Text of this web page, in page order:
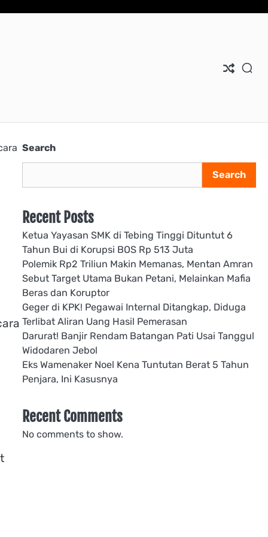
Search
Search
Recent Posts
Ketua Yayasan SMK di Tebing Tinggi Dituntut 6
Tahun Bui di Korupsi BOS Rp 513 Juta
Polemik Rp2 Triliun Makin Memanas, Mentan Amran
Sebut Target Utama Bukan Petani, Melainkan Mafia
Beras dan Koruptor
Geger di KPK! Pegawai Internal Ditangkap, Diduga
Terlibat Aliran Uang Hasil Pemerasan
Darurat! Banjir Rendam Batangan Pati Usai Tanggul
Widodaren Jebol
Eks Wamenaker Noel Kena Tuntutan Berat 5 Tahun
Penjara, Ini Kasusnya
Recent Comments
No comments to show.